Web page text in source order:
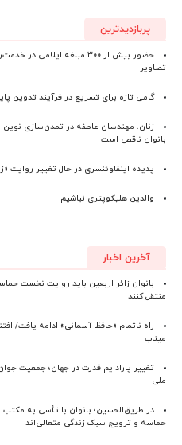
پربازدیدترین
حضور بیش از ۳۰۰ مبلغه
تصاویر
گامی تازه برای تسریع در فرآیند تدوین
زنان، مهندسان عاطفه در تمدن‌سازی
بانوان ناقص است
پدیده اینفلوئنسری در حال تغییر روایت
والدین هلیکوپتری نباشیم
آخرین اخبار
بانوان زائر اربعین باید روایت نخست
منتقل کنند
راه ناتمام «حافظ آسمانی» ادامه یافت/
میناب
تغییر پارادایم قدرت در جهان؛ جمعیت
ملی
در طریق‌الحسین؛ بانوان با تأسی به مکتب
حماسه و ترویج سبک زندگی متعالی‌اند